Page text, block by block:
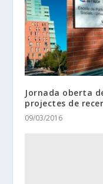
Jornada oberta
projectes de
09/03/2016